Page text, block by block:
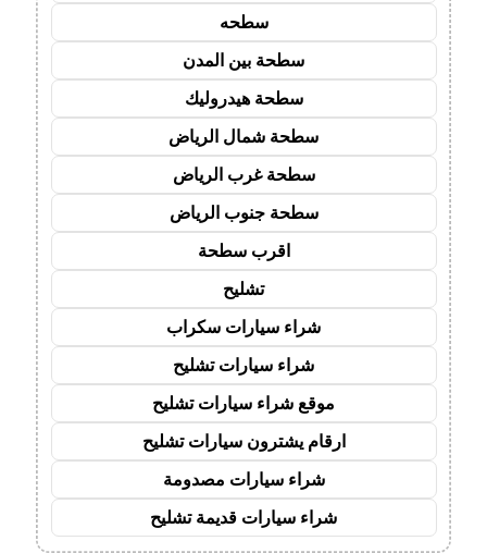
سطحه
سطحة بين المدن
سطحة هيدروليك
سطحة شمال الرياض
سطحة غرب الرياض
سطحة جنوب الرياض
اقرب سطحة
تشليح
شراء سيارات سكراب
شراء سيارات تشليح
موقع شراء سيارات تشليح
ارقام يشترون سيارات تشليح
شراء سيارات مصدومة
شراء سيارات قديمة تشليح